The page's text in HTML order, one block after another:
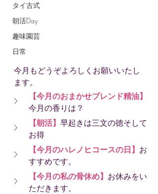
タイ古式
朝活Day
趣味園芸
日常
今月もどうぞよろしくお願いいたし
ます。
【今月のおまかせブレンド精油】
今月の香りは？
【朝活】 早起きは三文の徳そして
お得
【今月のハレノヒコースの日】 お
すすめです。
【今月の私の骨休め】 お休みをい
ただきます。